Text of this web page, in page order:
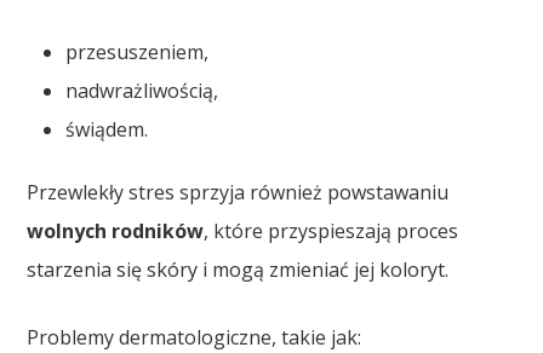
przesuszeniem,
nadwrażliwością,
świądem.
Przewlekły stres sprzyja również powstawaniu
wolnych rodników, które przyspieszają proces
starzenia się skóry i mogą zmieniać jej koloryt.
Problemy dermatologiczne, takie jak: